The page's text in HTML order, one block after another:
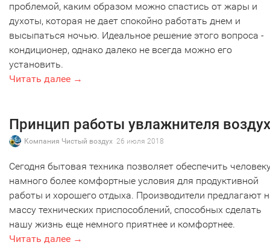
проблемой, каким образом можно спастись от жары и
духоты, которая не дает спокойно работать днем и
высыпаться ночью. Идеальное решение этого вопроса -
кондиционер, однако далеко не всегда можно его
установить.
Читать далее →
Принцип работы увлажнителя
Компания Чистый воздух 26 июля 2018
Сегодня бытовая техника позволяет обеспечить
намного более комфортные условия для продуктивной
работы и хорошего отдыха. Производители предлагают
массу технических приспособлений, способных сделать
нашу жизнь еще немного приятнее и комфортнее.
Читать далее →